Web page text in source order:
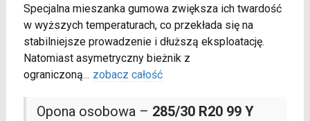
Specjalna mieszanka gumowa zwiększa ich twardość
w wyższych temperaturach, co przekłada się na
stabilniejsze prowadzenie i dłuższą eksploatację.
Natomiast asymetryczny bieżnik z
ograniczoną... zobacz całość
Opona osobowa – 285/30 R20 99 Y